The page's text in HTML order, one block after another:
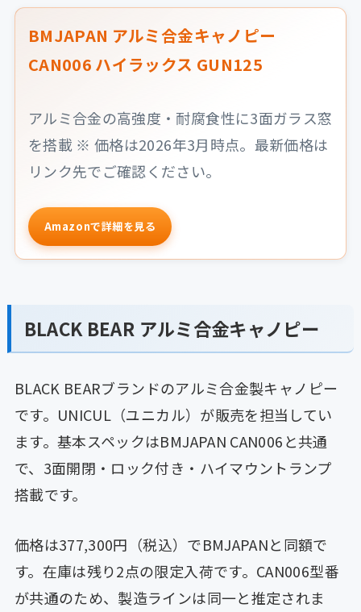
BMJAPAN アルミ合金キャノピー
CAN006 ハイラックス GUN125
アルミ合金の高強度・耐腐食性に3面ガラス窓
を搭載 ※ 価格は2026年3月時点。最新価格は
リンク先でご確認ください。
Amazonで詳細を見る
BLACK BEAR アルミ合金キャノピー
BLACK BEARブランドのアルミ合金製キャノピー
です。UNICUL（ユニカル）が販売を担当してい
ます。基本スペックはBMJAPAN CAN006と共通
で、3面開閉・ロック付き・ハイマウントランプ
搭載です。
価格は377,300円（税込）でBMJAPANと同額で
す。在庫は残り2点の限定入荷です。CAN006型番
が共通のため、製造ラインは同一と推定されま